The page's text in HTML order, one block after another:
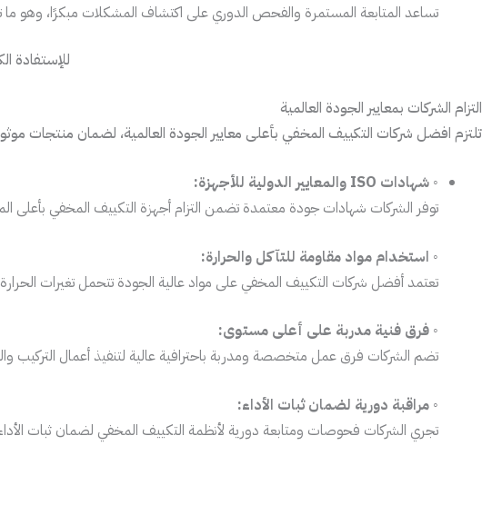
تساعد المتابعة المستمرة والفحص الدوري على اكتشاف المشكلات مبكرًا، وهو
للإستفادة
التزام الشركات بمعايير الجودة العالمية
تلتزم افضل شركات التكييف المخفي بأعلى معايير الجودة العالمية، لضمان منتجات
◦ شهادات ISO والمعايير الدولية للأجهزة:
توفر الشركات شهادات جودة معتمدة تضمن التزام أجهزة التكييف المخفي بأعلى
◦ استخدام مواد مقاومة للتآكل والحرارة:
تعتمد أفضل شركات التكييف المخفي على مواد عالية الجودة تتحمل تغيرات الحرارة
◦ فرق فنية مدربة على أعلى مستوى:
تضم الشركات فرق عمل متخصصة ومدربة باحترافية عالية لتنفيذ أعمال التركيب
◦ مراقبة دورية لضمان ثبات الأداء:
تجري الشركات فحوصات ومتابعة دورية لأنظمة التكييف المخفي لضمان ثبات